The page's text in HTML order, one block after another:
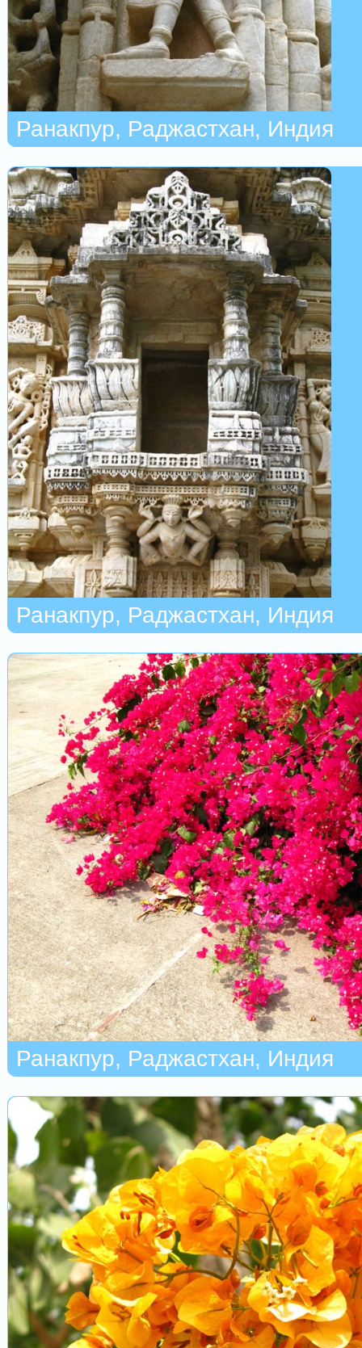
Ранакпур, Раджастхан, Индия
Ранакпур, Раджастхан, Индия
Ранакпур, Раджастхан, Индия